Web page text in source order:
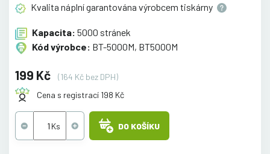
Kvalita náplní garantována výrobcem tiskárny
Kapacita: 5000 stránek
Kód výrobce: BT-5000M, BT5000M
199 Kč
(164 Kč bez DPH)
Cena s registrací 198 Kč
DO KOŠÍKU